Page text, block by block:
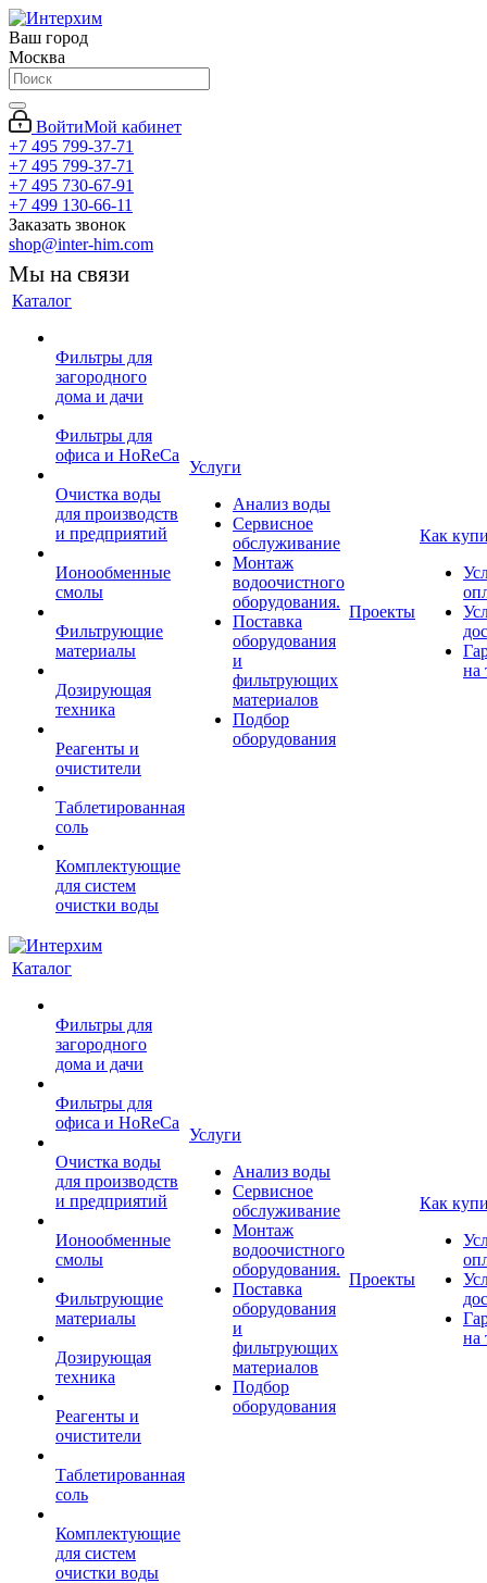
Ваш город
Москва
ВойтиМой кабинет
+7 495 799-37-71
+7 495 799-37-71
+7 495 730-67-91
+7 499 130-66-11
Заказать звонок
shop@inter-him.com
Мы на связи
Каталог
Фильтры для
загородного
дома и дачи
Фильтры для
офиса и HoReCa
Очистка воды
для производств
и предприятий
Ионообменные
смолы
Фильтрующие
материалы
Дозирующая
техника
Реагенты и
очистители
Таблетированная
соль
Комплектующие
для систем
очистки воды
Услуги
Анализ воды
Сервисное
обслуживание
Монтаж
водоочистного
оборудования.
Поставка
оборудования
и
фильтрующих
материалов
Подбор
оборудования
Проекты
Как
на
Каталог
Фильтры для
загородного
дома и дачи
Фильтры для
офиса и HoReCa
Очистка воды
для производств
и предприятий
Ионообменные
смолы
Фильтрующие
материалы
Дозирующая
техника
Реагенты и
очистители
Таблетированная
соль
Комплектующие
для систем
очистки воды
Услуги
Анализ воды
Сервисное
обслуживание
Монтаж
водоочистного
оборудования.
Поставка
оборудования
и
фильтрующих
материалов
Подбор
оборудования
Проекты
Как
на